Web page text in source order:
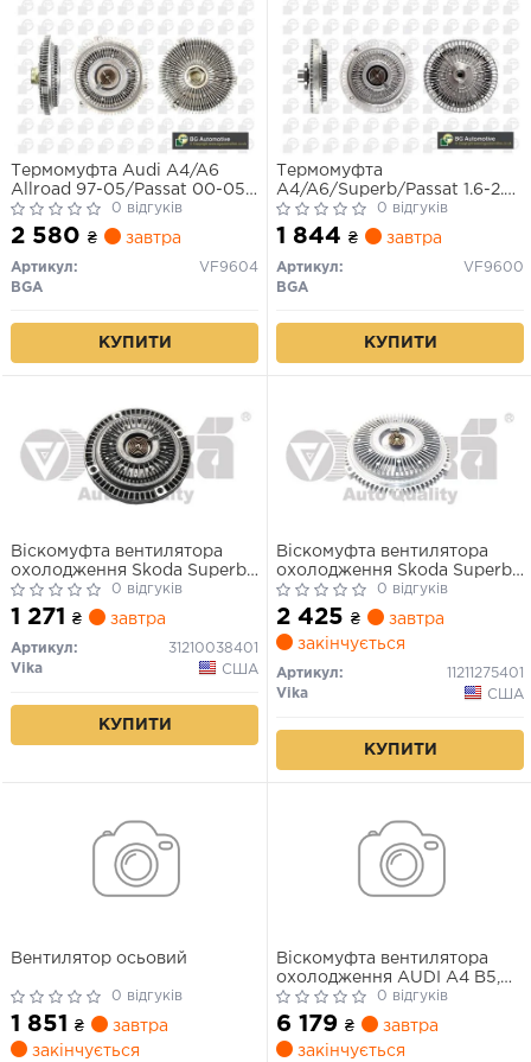
Термомуфта Audi A4/A6
Allroad 97-05/Passat 00-05
2.5 Tdi
0 відгуків
2 580 ₴ завтра
Артикул:
VF9604
BGA
КУПИТИ
Термомуфта
A4/A6/Superb/Passat 1.6-2.0
94-08
0 відгуків
1 844 ₴ завтра
Артикул:
VF9600
BGA
КУПИТИ
Віскомуфта вентилятора
охолодження Skoda Superb
(02-08)/VW Passat (97-
05)/Audi A4 (98-08), A6 (98-
05), A8 (94-03)
(31210038401) VIKA
0 відгуків
1 271 ₴ завтра
Артикул:
31210038401
Vika
США
КУПИТИ
Віскомуфта вентилятора
охолодження Skoda Superb
(02-08)/VW Passat (97-
05)/Audi A4 (98-08), A6 (98-
05), A8 (94-03) (11211275401)
VIKA
0 відгуків
2 425 ₴
завтра
закінчується
Артикул:
11211275401
Vika
США
КУПИТИ
Вентилятор осьовий
0 відгуків
1 851 ₴
завтра
закінчується
Віскомуфта вентилятора
охолодження AUDI A4 B5,
A4 B6, A4 B7, A6 C5, A8 D2,
ALLROAD C5, SKODA
SUPERB I, VW PASSAT B5,
PASSAT B5.5 2.5D 01.97-
0 відгуків
6 179 ₴
завтра
закінчується